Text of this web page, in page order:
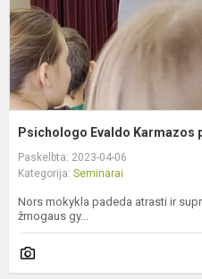
Psichologo Evaldo Karmazos
Paskelbta: 2023-04-06
Kategorija: Seminarai
Nors mokykla padeda atrasti ir
žmogaus gy...